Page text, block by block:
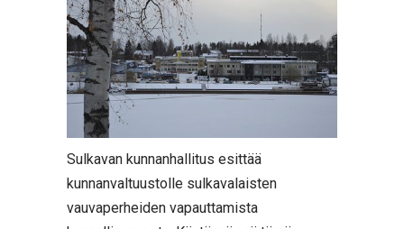
Sulkavan kunnanhallitus esittää
kunnanvaltuustolle sulkavalaisten
vauvaperheiden vapauttamista